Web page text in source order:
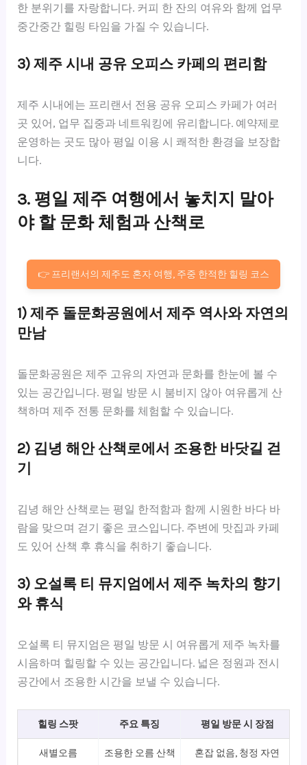
한 분위기를 자랑합니다. 커피 한 잔의 여유와 함께 업무
중간중간 힐링 타임을 가질 수 있습니다.
3) 제주 시내 공유 오피스 카페의 편리함
제주 시내에는 프리랜서 전용 공유 오피스 카페가 여러
곳 있어, 업무 집중과 네트워킹에 유리합니다. 예약제로
운영하는 곳도 많아 평일 이용 시 쾌적한 환경을 보장합
니다.
3. 평일 제주 여행에서 놓치지 말아
야 할 문화 체험과 산책로
👉 프리랜서의 제주도 혼자 여행, 주중 한적한 힐링 코스
1) 제주 돌문화공원에서 제주 역사와 자연의
만남
돌문화공원은 제주 고유의 자연과 문화를 한눈에 볼 수
있는 공간입니다. 평일 방문 시 붐비지 않아 여유롭게 산
책하며 제주 전통 문화를 체험할 수 있습니다.
2) 김녕 해안 산책로에서 조용한 바닷길 걷
기
김녕 해안 산책로는 평일 한적함과 함께 시원한 바다 바
람을 맞으며 걷기 좋은 코스입니다. 주변에 맛집과 카페
도 있어 산책 후 휴식을 취하기 좋습니다.
3) 오설록 티 뮤지엄에서 제주 녹차의 향기
와 휴식
오설록 티 뮤지엄은 평일 방문 시 여유롭게 제주 녹차를
시음하며 힐링할 수 있는 공간입니다. 넓은 정원과 전시
공간에서 조용한 시간을 보낼 수 있습니다.
힐링 스팟 주요 특징 평일 방문 시 장점
새별오름 조용한 오름 산책 혼잡 없음, 청정 자연